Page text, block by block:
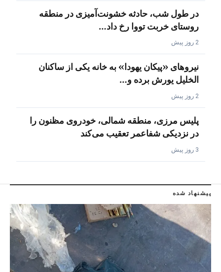
در طول شب، حادثه خشونت‌آمیزی در منطقه
روستای خربت تووا رخ داد…
2 روز پیش
نیروهای «پیکان یهودا» به خانه یکی از ساکنان
الخلیل یورش برده و…
2 روز پیش
پلیس مرزی، منطقه شمالی، خودروی مظنون را
در نزدیکی شفاعمر تعقیب می‌کند
3 روز پیش
پیشنهاد شده